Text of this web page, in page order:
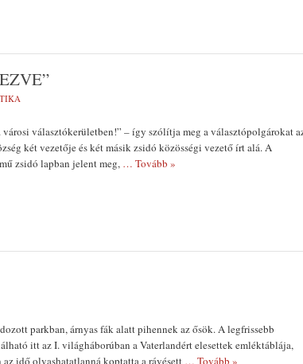
választókerületben!” – így szólítja meg a választópolgárokat
két vezetője és két másik zsidó közösségi vezető írt alá. A
zsidó lapban jelent meg, … Tovább »
parkban, árnyas fák alatt pihennek az ősök. A legfrissebb
itt az I. vi­lágháborúban a Vaterlandért el­esettek emléktáblája,
idő olvashatatlanná koptatta a rá­vésett … Tovább »